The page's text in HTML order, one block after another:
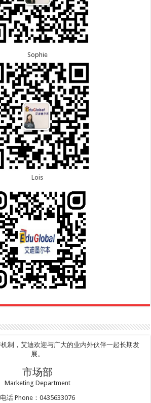
Sophie
Lois
制，艾迪欢迎与广大的业内外伙伴一起长期发
展。
市场部
Marketing Department
电话 Phone：0435633076